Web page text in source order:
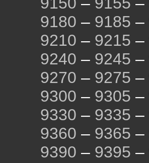
9180 – 9185 –
9210 – 9215 –
9240 – 9245 –
9270 – 9275 –
9300 – 9305 –
9330 – 9335 –
9360 – 9365 –
9390 – 9395 –